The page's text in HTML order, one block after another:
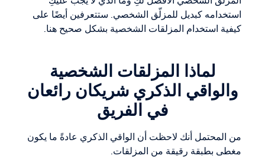
استخدامه كبديل للمزلّق الشخصي. ستتعرفين أيضًا على
كيفية استخدام المزلقات الشخصية بشكل صحيح هنا.
لماذا المزلقات الشخصية
والواقي الذكري شريكان رائعان
في الفريق
من المحتمل أنك لاحظت أن الواقي الذكري عادةً ما يكون
مغطى بطبقة رقيقة من المزلقات.